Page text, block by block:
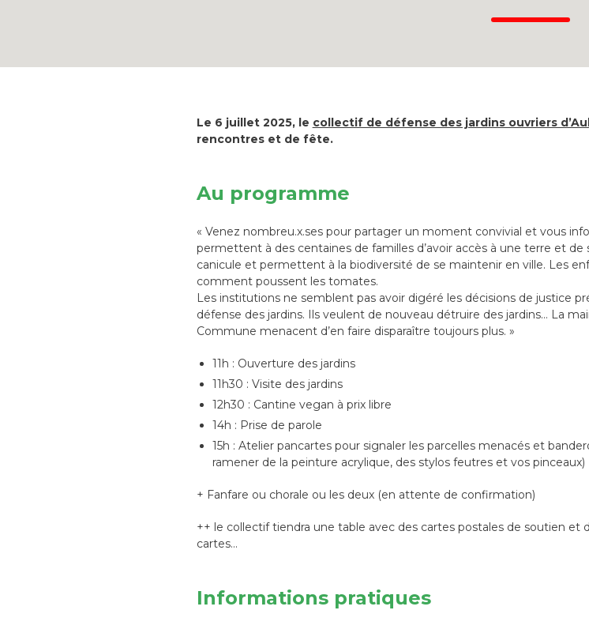
Le 6 juillet 2025, le collectif de défense des jardins ouvriers
rencontres et de fête.
Au programme
« Venez nombreu.x.ses pour partager un moment convivial et vous
permettent à des centaines de familles d’avoir accès à une terre et
canicule et permettent à la biodiversité de se maintenir en ville. Les
comment poussent les tomates.
Les institutions ne semblent pas avoir digéré les décisions de justice
défense des jardins. Ils veulent de nouveau détruire des jardins… La
Commune menacent d’en faire disparaître toujours plus. »
11h : Ouverture des jardins
11h30 : Visite des jardins
12h30 : Cantine vegan à prix libre
14h : Prise de parole
15h : Atelier pancartes pour signaler les parcelles menacés et
ramener de la peinture acrylique, des stylos feutres et vos pinceaux)
+ Fanfare ou chorale ou les deux (en attente de confirmation)
++ le collectif tiendra une table avec des cartes postales de soutien et
cartes…
Informations pratiques